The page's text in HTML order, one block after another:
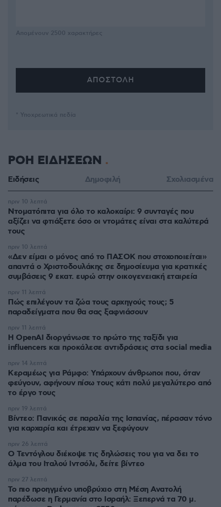
Απομένουν 2500 χαρακτήρες
* Υποχρεωτικά πεδία
ΡΟΗ ΕΙΔΗΣΕΩΝ
Ειδήσεις Δημοφιλή Σχολιασμένα
Ντοματόπιτα για όλο το καλοκαίρι: 9 συνταγές που
αξίζει να φτιάξετε όσο οι ντομάτες είναι στα καλύτερά
τους
πριν 10 λεπτά
«Δεν είμαι ο μόνος από το ΠΑΣΟΚ που στοχοποιείται»
απαντά ο Χριστοδουλάκης σε δημοσίευμα για κρατικές
συμβάσεις 9 εκατ. ευρώ στην οικογενειακή εταιρεία
πριν 10 λεπτά
Πώς επιλέγουν τα ζώα τους αρχηγούς τους; 5
παραδείγματα που θα σας ξαφνιάσουν
πριν 11 λεπτά
Η OpenAI διοργάνωσε το πρώτο της ταξίδι για
influencers και προκάλεσε αντιδράσεις στα social media
πριν 11 λεπτά
Κεραμέως για Ράμφο: Υπάρχουν άνθρωποι που, όταν
φεύγουν, αφήνουν πίσω τους κάτι πολύ μεγαλύτερο από
το έργο τους
πριν 14 λεπτά
Βίντεο: Πανικός σε παραλία της Ισπανίας, πέρασαν τόνο
για καρχαρία και έτρεχαν να ξεφύγουν
πριν 19 λεπτά
Ο Τεντόγλου διέκοψε τις δηλώσεις του για να δει το
άλμα του Ιταλού Ιντσόλι, δείτε βίντεο
πριν 26 λεπτά
Το πιο προηγμένο υποβρύχιο στη Μέση Ανατολή
παρέδωσε η Γερμανία στο Ισραήλ: Ξεπερνά τα 70 μ.
πριν 27 λεπτά